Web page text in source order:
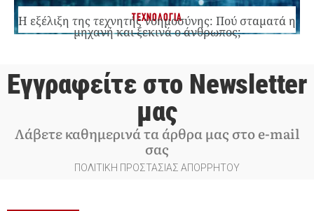
ΤΕΧΝΟΛΟΓΙΑ
Η εξέλιξη της τεχνητής νοημοσύνης: Πού σταματά η
μηχανή και ξεκινά ο άνθρωπος;
Εγγραφείτε στο Newsletter
μας
Λάβετε καθημερινά τα άρθρα μας στο e-mail
σας
ΠΟΛΙΤΙΚΗ ΠΡΟΣΤΑΣΙΑΣ ΑΠΟΡΡΗΤΟΥ